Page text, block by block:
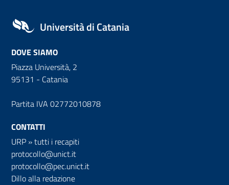
Università di Catania
DOVE SIAMO
Piazza Università, 2
95131 - Catania
Partita IVA 02772010878
CONTATTI
URP »tutti i recapiti
protocollo@unict.it
protocollo@pec.unict.it
Dillo alla redazione